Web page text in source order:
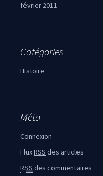
février 2011
Catégories
Histoire
Méta
Connexion
FluxRSS des articles
RSS des commentaires